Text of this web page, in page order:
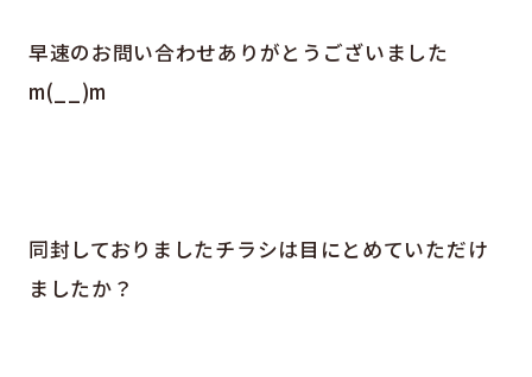
早速のお問い合わせありがとうございました
m(__)m
同封しておりましたチラシは目にとめていただけ
ましたか？